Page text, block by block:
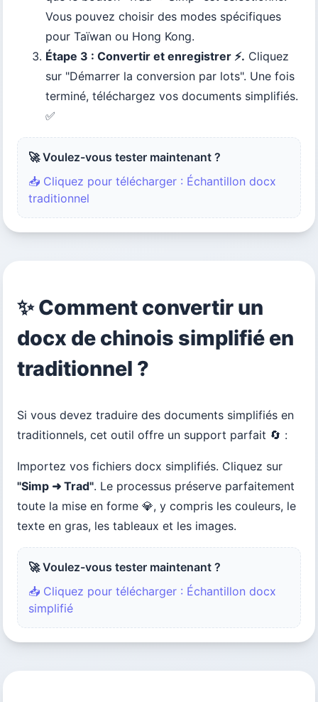
Vous pouvez choisir des modes spécifiques
pour Taïwan ou Hong Kong.
Étape 3 : Convertir et enregistrer ⚡. Cliquez
sur "Démarrer la conversion par lots". Une fois
terminé, téléchargez vos documents simplifiés.
✅
🚀 Voulez-vous tester maintenant ?
📥 Cliquez pour télécharger : Échantillon docx
traditionnel
✨ Comment convertir un
docx de chinois simplifié en
traditionnel ?
Si vous devez traduire des documents simplifiés en
traditionnels, cet outil offre un support parfait 🔄 :
Importez vos fichiers docx simplifiés. Cliquez sur
"Simp ➜ Trad". Le processus préserve parfaitement
toute la mise en forme 💎, y compris les couleurs, le
texte en gras, les tableaux et les images.
🚀 Voulez-vous tester maintenant ?
📥 Cliquez pour télécharger : Échantillon docx
simplifié